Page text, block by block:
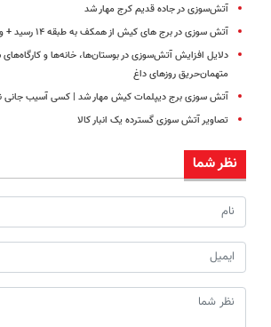
آتش‌سوزی در جاده قدیم کرج مهار شد
آتش سوزی در برج های کیش از همکف به طبقه ۱۴ رسید + ویدیو
دلایل افزایش آتش‌سوزی در بوستان‌ها، خانه‌ها و
متهمان‌حریق روزهای داغ
آتش سوزی برج دیپلمات کیش مهار شد | کسی آسیب جانی
تصاویر آتش سوزی گسترده یک انبار کالا
نظر شما